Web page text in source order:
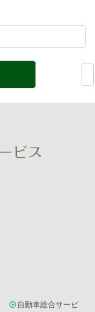
自動車総合サービ